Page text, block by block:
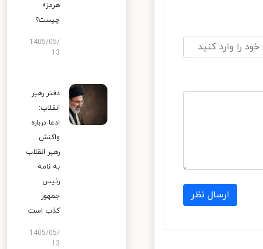
ارسال نظر
هرمز»
چیست؟
1405/05/
13
دفتر رهبر
انقلاب:
ادعا درباره
واکنش
رهبر انقلاب
به نامه
رئیس
جمهور
کذب است
1405/05/
13